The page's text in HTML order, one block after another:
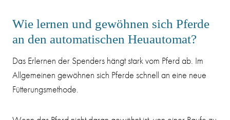
Wie lernen und gewöhnen sich Pferde
an den automatischen Heuautomat?
Das Erlernen der Spenders hängt stark vom Pferd ab. Im
Allgemeinen gewöhnen sich Pferde schnell an eine neue
Fütterungsmethode.